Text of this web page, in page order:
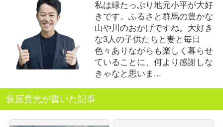
私は緑たっぷり地元小平が大好
きです。ふるさと群馬の豊かな
山や川のおかげですね。大好き
な3人の子供たちと妻と毎日
色々ありながらも楽しく暮らせ
ていることに、何より感謝しな
きゃなと思いま...
萩原貴光が書いた記事